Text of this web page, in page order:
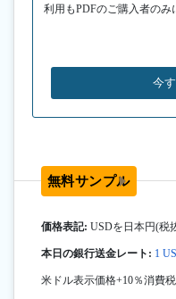
利用もPDFのご購入者のみ
今
無料サンプル
価格表記: USDを日本円(税
本日の銀行送金レート: 1
米ドル表示価格+10％消費税.